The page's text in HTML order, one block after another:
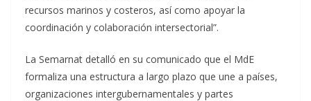
recursos marinos y costeros, así como apoyar la
coordinación y colaboración intersectorial”.
La Semarnat detalló en su comunicado que el MdE
formaliza una estructura a largo plazo que une a países,
organizaciones intergubernamentales y partes